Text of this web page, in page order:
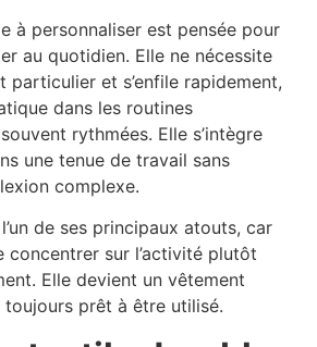
à personnaliser est pensée pour
au quotidien. Elle ne nécessite
particulier et s’enfile rapidement,
dans les routines
rythmées. Elle s’intègre
une tenue de travail sans
complexe.
de ses principaux atouts, car
concentrer sur l’activité plutôt
Elle devient un vêtement
prêt à être utilisé.